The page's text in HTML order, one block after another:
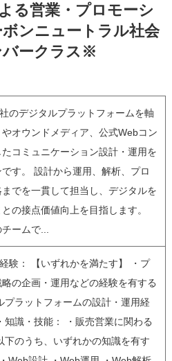
る営業・プロモーシ
ボンニュートラル社会
ークラス※
のデジタルプラットフォームを軸
オウンドメディア、公式Webコン
コミュニケーション設計・運用を
す。 設計から運用、解析、プロ
でを一貫して担当し、デジタルを
の接点価値向上を目指します。
ームで...
験： 【いずれかを満たす】 ・プ
の企画・運用などの経験を有する
プラットフォームの設計・運用経
知識・技能： ・販売営業に関わる
下のうち、いずれかの知識を有す